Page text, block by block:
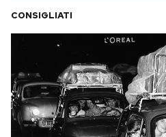
CONSIGLIATI